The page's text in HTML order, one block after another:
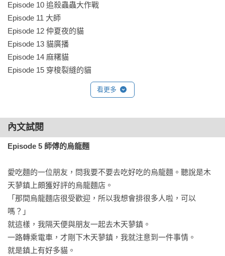
Episode 10 追殺蟲蟲大作戰
Episode 11 大師
Episode 12 仲夏夜的貓
Episode 13 貓廣播
Episode 14 麻糬貓
Episode 15 穿梭裂縫的貓
看更多
內文試閱
Episode 5 師傅的烏龍麵
愛吃麵的一位朋友，問我要不要去吃好吃的烏龍麵。聽說是木
天蓼鎮上頗獲好評的烏龍麵店。
「那間烏龍麵店很受歡迎，所以我想會排很多人啦，可以
嗎？」
就這樣，我隔天便與朋友一起去木天蓼鎮。
一路轉乘電車，才剛下木天蓼鎮，我就注意到一件事情。
就是鎮上有好多貓。